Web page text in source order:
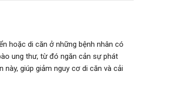
hoặc di căn ở những bệnh nhân có
ung thư, từ đó ngăn cản sự phát
giúp giảm nguy cơ di căn và cải